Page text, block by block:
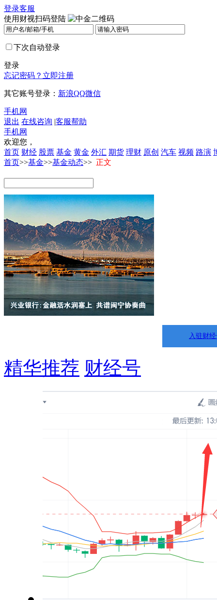
登录客服
使用财视扫码登陆
下次自动登录
登录
忘记密码？ 立即注册
其它账号登录： 新浪QQ微信
手机网
退出 在线咨询 |客服帮助
手机网
欢迎您，
首页 财经 股票 基金 黄金 外汇 期货 理财 原创 汽车 视频 路演
首页>>基金>>基金动态>> 正文
入驻财
精华推荐 财经号